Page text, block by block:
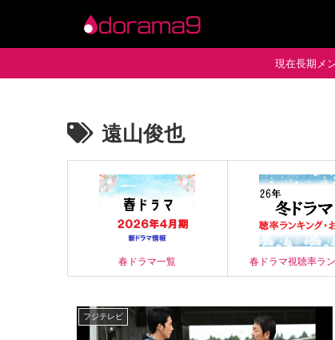
現在長期メ
遠山俊也
春ドラマ一覧 春ドラマ視聴率ラ
フジテレビ